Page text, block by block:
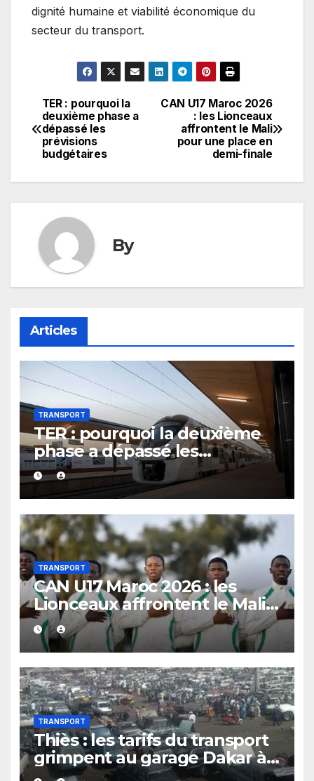
dignité humaine et viabilité économique du
secteur du transport.
Navigation
de
l’article
CAN U17 Maroc 2026
: les Lionceaux
affrontent le Mali
pour une place en
demi-finale
TER : pourquoi la
deuxième phase a
dépassé les
prévisions
budgétaires
By
Articles
TRANSPORT
TER : pourquoi la deuxième
phase a dépassé les
prévisions budgétaires
TRANSPORT
CAN U17 Maroc 2026 : les
Lionceaux affrontent le Mali
pour une place en demi-
finale
TRANSPORT
Thiès : les tarifs du transport
grimpent au garage Dakar à
l’approche de la Tabaski